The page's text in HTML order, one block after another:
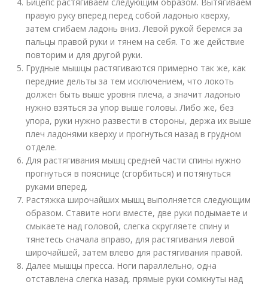
правую руку вперед перед собой ладонью кверху,
затем сгибаем ладонь вниз. Левой рукой беремся за
пальцы правой руки и тянем на себя. То же действие
повторим и для другой руки.
Грудные мышцы растягиваются примерно так же, как
передние дельты за тем исключением, что локоть
должен быть выше уровня плеча, а значит ладонью
нужно взяться за упор выше головы. Либо же, без
упора, руки нужно развести в стороны, держа их выше
плеч ладонями кверху и прогнуться назад в грудном
отделе.
Для растягивания мышц средней части спины нужно
прогнуться в пояснице (сгорбиться) и потянуться
руками вперед.
Растяжка широчайших мышц выполняется следующим
образом. Ставите ноги вместе, две руки подымаете и
смыкаете над головой, слегка скругляете спину и
тянетесь сначала вправо, для растягивания левой
широчайшей, затем влево для растягивания правой.
Далее мышцы пресса. Ноги параллельно, одна
отставлена слегка назад, прямые руки сомкнуты над